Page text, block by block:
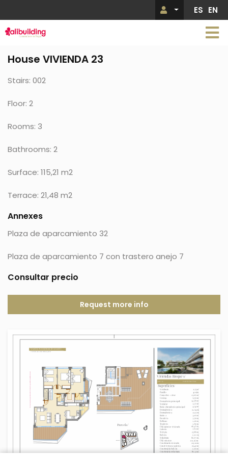
main
content
Menú de
ES EN
House VIVIENDA 23
Stairs: 002
Floor: 2
Rooms: 3
Bathrooms: 2
Surface: 115,21 m2
Terrace: 21,48 m2
Annexes
Plaza de aparcamiento 32
Plaza de aparcamiento 7 con trastero anejo 7
Consultar precio
Request more info